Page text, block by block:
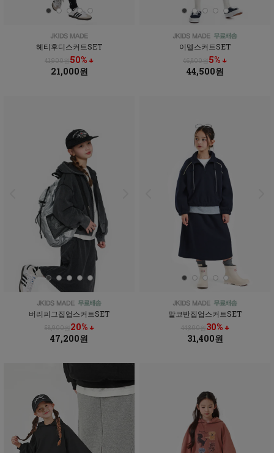
헤티후디스커트SET
41,900원50% ↓
21,000원
이델스커트SET
46,800원5% ↓
44,500원
버리피그집업스커트SET
58,900원20% ↓
47,200원
말코반집업스커트SET
44,800원30% ↓
31,400원